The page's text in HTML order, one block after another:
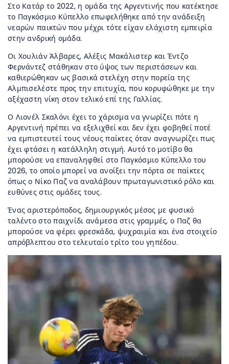
Στο Κατάρ το 2022, η ομάδα της Αργεντινής που κατέκτησε
το Παγκόσμιο Κύπελλο επωφελήθηκε από την ανάδειξη
νεαρών παικτών που μέχρι τότε είχαν ελάχιστη εμπειρία
στην ανδρική ομάδα.
Οι Χουλιάν Άλβαρες, Αλέξις Μακάλιστερ και Έντζο
Φερνάντεζ στάθηκαν στο ύψος των περιστάσεων και
καθιερώθηκαν ως βασικά στελέχη στην πορεία της
Αλμπισελέστε προς την επιτυχία, που κορυφώθηκε με την
αξέχαστη νίκη στον τελικό επί της Γαλλίας.
Ο Λιονέλ Σκαλόνι έχει το χάρισμα να γνωρίζει πότε η
Αργεντινή πρέπει να εξελιχθεί και δεν έχει φοβηθεί ποτέ
να εμπιστευτεί τους νέους παίκτες όταν αναγνωρίζει πως
έχει φτάσει η κατάλληλη στιγμή. Αυτό το μοτίβο θα
μπορούσε να επαναληφθεί στο Παγκόσμιο Κύπελλο του
2026, το οποίο μπορεί να ανοίξει την πόρτα σε παίκτες
όπως ο Νίκο Παζ να αναλάβουν πρωταγωνιστικό ρόλο και
ευθύνες στις ομάδες τους.
Ένας αριστερόποδος, δημιουργικός μέσος με φυσικό
ταλέντο στο παιχνίδι ανάμεσα στις γραμμές, ο Παζ θα
μπορούσε να φέρει φρεσκάδα, ψυχραιμία και ένα στοιχείο
απρόβλεπτου στο τελευταίο τρίτο του γηπέδου.